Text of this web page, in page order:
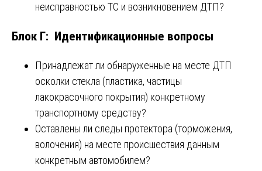
неисправностью ТС и возникновением ДТП?
Блок Г: Идентификационные вопросы
Принадлежат ли обнаруженные на месте ДТП
осколки стекла (пластика, частицы
лакокрасочного покрытия) конкретному
транспортному средству?
Оставлены ли следы протектора (торможения,
волочения) на месте происшествия данным
конкретным автомобилем?